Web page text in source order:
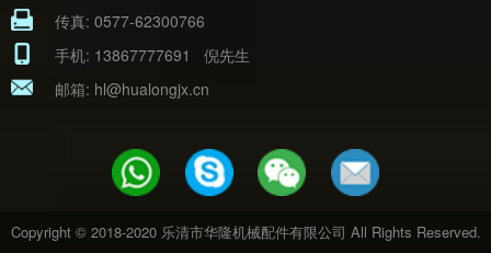
传真: 0577-62300766
手机: 13867777691
倪先生
邮箱: hl@hualongjx.cn
Copyright © 2018-2020 乐清市华隆机械配件有限公司 All Rights Reserved.